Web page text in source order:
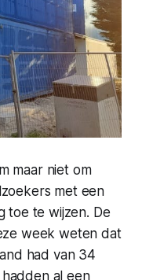
maar niet om
met een
toe te wijzen. De
week weten dat
had van 34
al een